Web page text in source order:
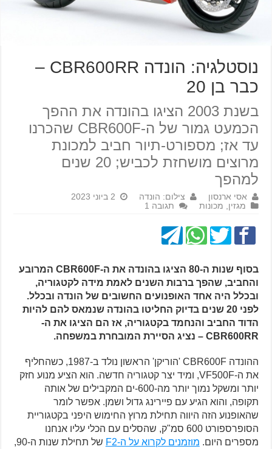
נוסטלגיה: הונדה CBR600RR –
כבר בן 20
בשנת 2003 הציגו בהונדה את ההפך
הכמעט גמור של ה-CBR600F שהכרנו
עד אז; מספורט-תיור חביב למכונת
מרוצים מושחזת לכביש; 20 שנים
למהפך
אסי ארנסון צילום: הונדה
2 ביוני 2023
מגזין
מכונות תגובה 1
בסוף שנות ה-80 הציגו בהונדה את ה-CBR600F המרובע
והחביב, שהפך ברבות השנים לאמת מידה לקטגוריה,
ובכלל היה אחד האופנועים החשובים של הונדה ובכלל.
לפני 20 שנים בדיוק החליטו בהונדה שנמאס להם להיות
הדוד החביב והנחמד בקטגוריה, אז הם הציגו את ה-
CBR600RR – נציג הסיירת המובחרת במשפחה.
ההונדה CBR600F 'הוריקן' הראשון נולד ב-1987, כשהחליף
את ה-VF500F, ומיד יצר קטגוריה חדשה. הוא הציע מנוע חזק
יותר ומשקל נמוך יותר מה-600-ים המקבילים של אותה
תקופה, והוא הגיע עם פיירינג גדול ושמן. אפשר לומר
שהאופנוע הזה היווה תחילת מרוץ החימוש היפני בקטגוריית
הסופרספורט 600 סמ"ק, שהסלים עם הכלי עליו אנחנו
מספרים היום. מוזמנים לקרוא על ה-F2
של תחילת שנות ה-90,